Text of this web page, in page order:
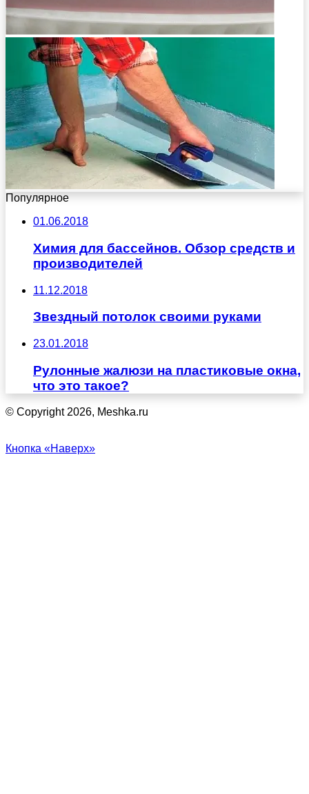
Популярное
01.06.2018
Химия для бассейнов. Обзор средств и
производителей
11.12.2018
Звездный потолок своими руками
23.01.2018
Рулонные жалюзи на пластиковые окна,
что это такое?
© Copyright 2026, Meshka.ru
Кнопка «Наверх»